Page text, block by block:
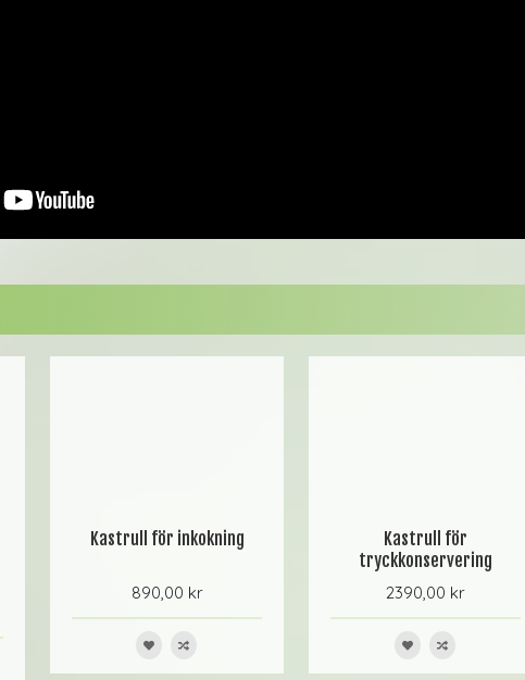
Kastrull för inkokning
890,00 kr
Kastrull för
tryckkonservering
2390,00 kr